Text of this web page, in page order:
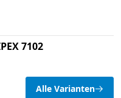
7102
Alle Varianten